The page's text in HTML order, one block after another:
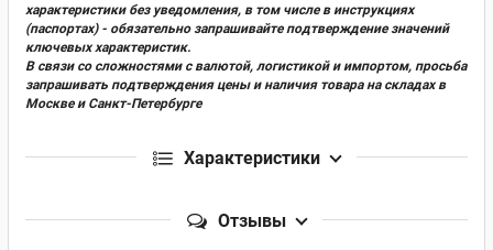
характеристики без уведомления, в том числе в инструкциях
(паспортах) - обязательно запрашивайте подтверждение значений
ключевых характеристик.
В связи со сложностями с валютой, логистикой и импортом, просьба
запрашивать подтверждения цены и наличия товара на складах в
Москве и Санкт-Петербурге
Характеристики
Отзывы